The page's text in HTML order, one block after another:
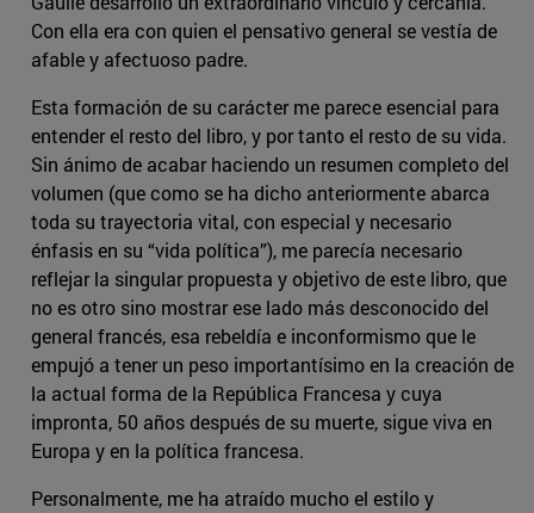
Con ella era con quien el pensativo general se vestía de
afable y afectuoso padre.
Esta formación de su carácter me parece esencial para
entender el resto del libro, y por tanto el resto de su vida.
Sin ánimo de acabar haciendo un resumen completo del
volumen (que como se ha dicho anteriormente abarca
toda su trayectoria vital, con especial y necesario
énfasis en su “vida política”), me parecía necesario
reflejar la singular propuesta y objetivo de este libro, que
no es otro sino mostrar ese lado más desconocido del
general francés, esa rebeldía e inconformismo que le
empujó a tener un peso importantísimo en la creación de
la actual forma de la República Francesa y cuya
impronta, 50 años después de su muerte, sigue viva en
Europa y en la política francesa.
Personalmente, me ha atraído mucho el estilo y